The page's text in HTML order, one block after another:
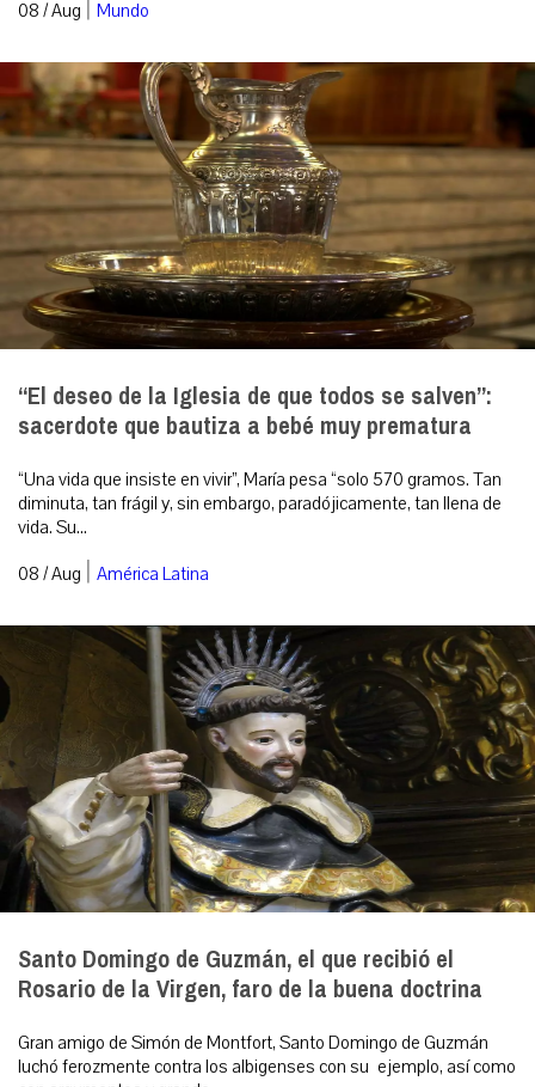
08 / Aug | Mundo
“El deseo de la Iglesia de que todos se salven”:
sacerdote que bautiza a bebé muy prematura
“Una vida que insiste en vivir”, María pesa “solo 570 gramos. Tan
diminuta, tan frágil y, sin embargo, paradójicamente, tan llena de
vida. Su...
08 / Aug | América Latina
Santo Domingo de Guzmán, el que recibió el
Rosario de la Virgen, faro de la buena doctrina
Gran amigo de Simón de Montfort, Santo Domingo de Guzmán
luchó ferozmente contra los albigenses con su ejemplo, así como